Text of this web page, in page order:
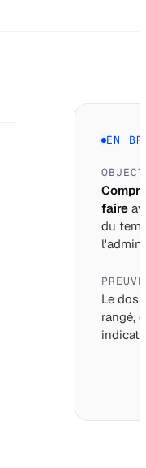
EN
faire
du
PREUVE
Le
rangé,